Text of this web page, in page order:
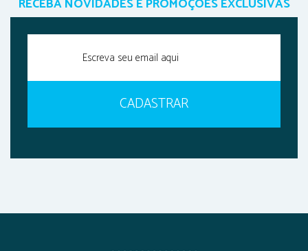
RECEBA NOVIDADES E PROMOÇÕES EXCLUSIVAS
CADASTRAR